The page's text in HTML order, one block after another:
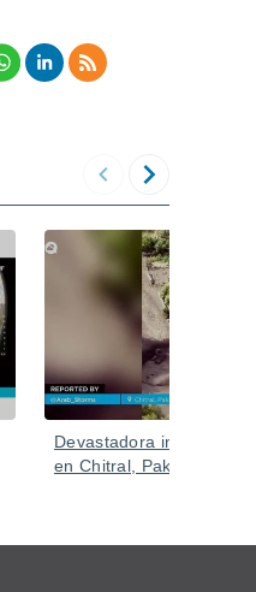
Devastadora inundación
en Chitral, Pakistán.